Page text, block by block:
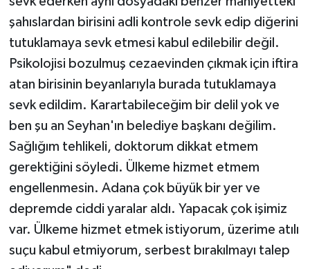
şahıslardan birisini adli kontrole sevk edip diğerini
tutuklamaya sevk etmesi kabul edilebilir değil.
Psikolojisi bozulmuş cezaevinden çıkmak için iftira
atan birisinin beyanlarıyla burada tutuklamaya
sevk edildim. Karartabileceğim bir delil yok ve
ben şu an Seyhan'ın belediye başkanı değilim.
Sağlığım tehlikeli, doktorum dikkat etmem
gerektiğini söyledi. Ülkeme hizmet etmem
engellenmesin. Adana çok büyük bir yer ve
depremde ciddi yaralar aldı. Yapacak çok işimiz
var. Ülkeme hizmet etmek istiyorum, üzerime atılı
suçu kabul etmiyorum, serbest bırakılmayı talep